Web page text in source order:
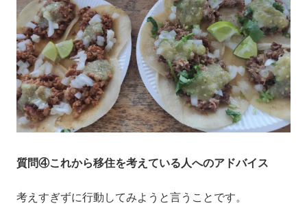
質問④これから移住を考えている人へのアドバイス
考えすぎずに行動してみようと言うことです。